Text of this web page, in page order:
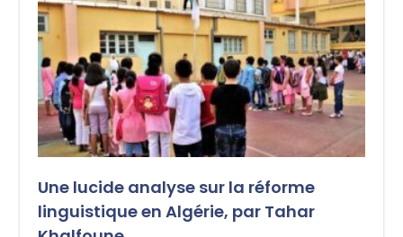
Une lucide analyse sur la réforme
linguistique en Algérie, par Tahar